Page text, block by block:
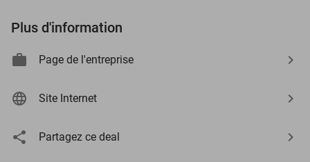
Plus d'information
Page de l'entreprise
Site Internet
Partagez ce deal